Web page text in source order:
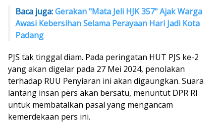
Baca juga:Gerakan "Mata Jeli HJK 357" Ajak Warga
Awasi Kebersihan Selama Perayaan Hari Jadi Kota
Padang
PJS tak tinggal diam. Pada peringatan HUT PJS ke-2
yang akan digelar pada 27 Mei 2024, penolakan
terhadap RUU Penyiaran ini akan digaungkan. Suara
lantang insan pers akan bersatu, menuntut DPR RI
untuk membatalkan pasal yang mengancam
kemerdekaan pers ini.